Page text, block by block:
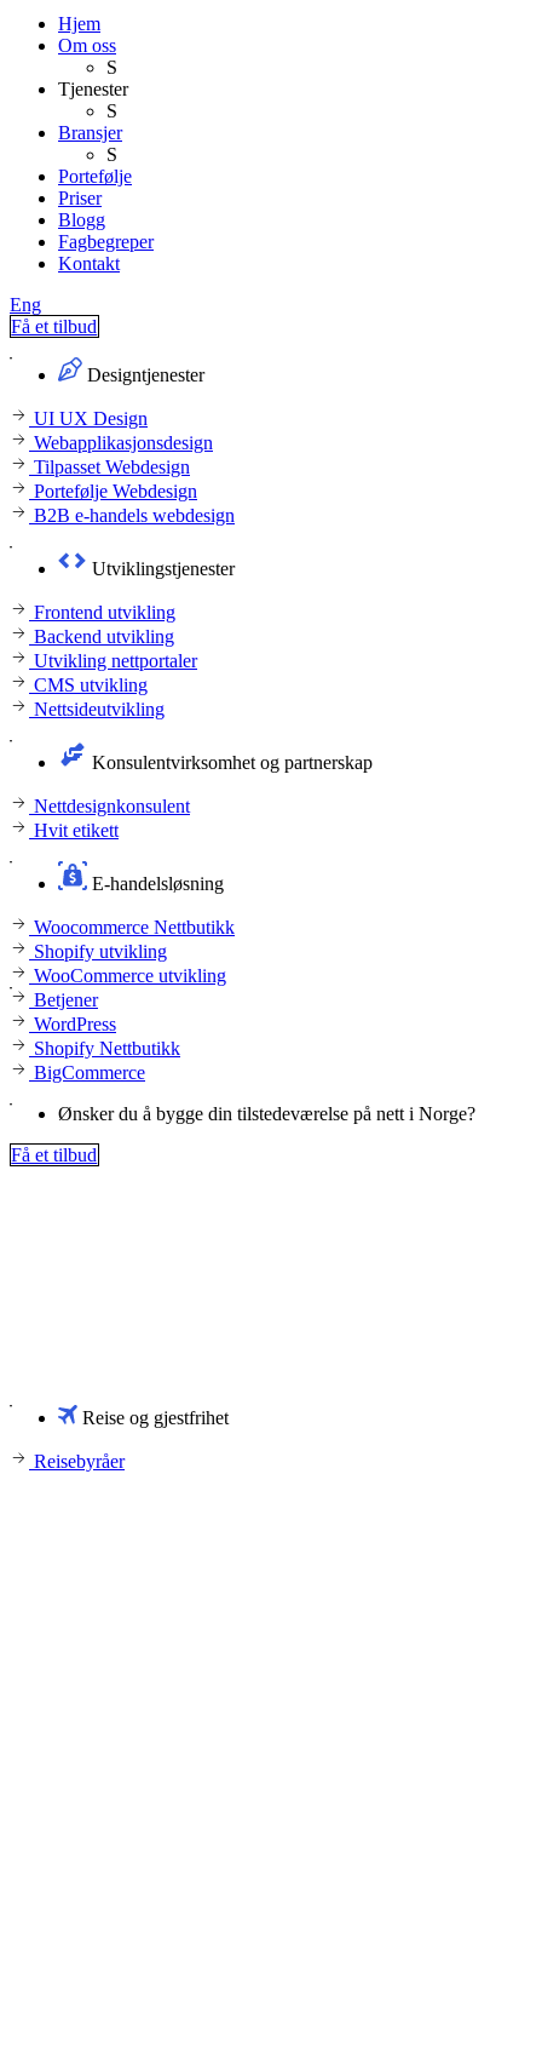
Hjem
Om oss
S
Tjenester
S
Bransjer
S
Portefølje
Priser
Blogg
Fagbegreper
Kontakt
Eng
Få et tilbud
Designtjenester
UI UX Design
Webapplikasjonsdesign
Tilpasset Webdesign
Portefølje Webdesign
B2B e-handels webdesign
Utviklingstjenester
Frontend utvikling
Backend utvikling
Utvikling nettportaler
CMS utvikling
Nettsideutvikling
Konsulentvirksomhet og partnerskap
Nettdesignkonsulent
Hvit etikett
E-handelsløsning
Woocommerce Nettbutikk
Shopify utvikling
WooCommerce utvikling
Betjener
WordPress
Shopify Nettbutikk
BigCommerce
Ønsker du å bygge din tilstedeværelse på nett i Norge?
Få et tilbud
Reise og gjestfrihet
Reisebyråer